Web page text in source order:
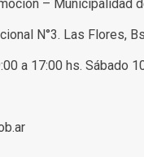
– Municipalidad
N°3. Las Flores,
a 17:00 hs. Sábado